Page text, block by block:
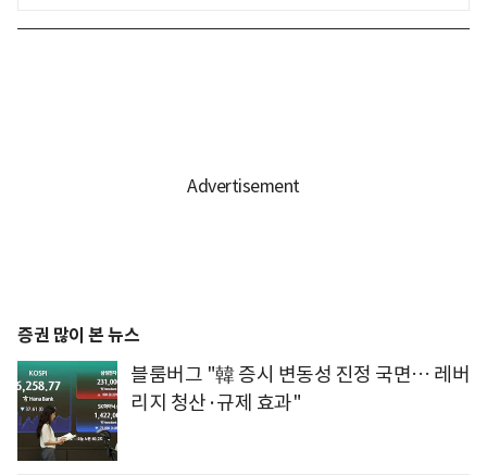
증권 많이 본 뉴스
블룸버그 "韓 증시 변동성 진정 국면… 레버
리지 청산·규제 효과"